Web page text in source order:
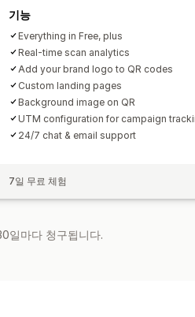
기능
Everything in Free, plus
Real-time scan analytics
Add your brand logo to QR codes
Custom landing pages
Background image on QR
UTM configuration for campaign
24/7 chat & email support
7일 무료 체험
일마다 청구됩니다.